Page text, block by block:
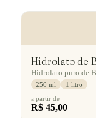
Hidrolato de
Hidrolato puro de
250 ml
1 litro
a partir de
R$ 45,00